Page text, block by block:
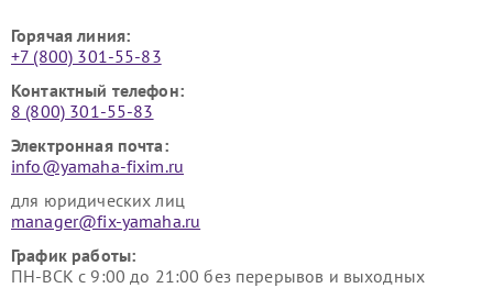
Горячая линия:
+7 (800) 301-55-83
Контактный телефон:
8 (800) 301-55-83
Электронная почта:
info@yamaha-fixim.ru
для юридических лиц
manager@fix-yamaha.ru
График работы:
ПН-ВСК с 9:00 до 21:00 без перерывов и выходных